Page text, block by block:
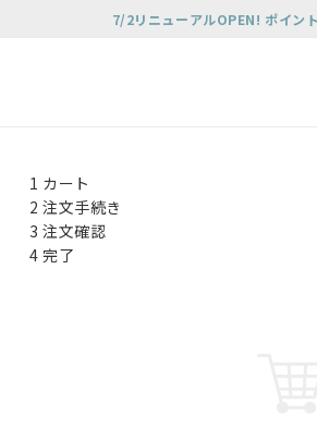
7/2リニューアルOPEN! ポイン
1 カート
2 注文手続き
3 注文確認
4 完了